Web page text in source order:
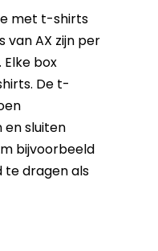
met t-shirts
van AX zijn per
box
De t-
sluiten
bijvoorbeeld
te dragen als